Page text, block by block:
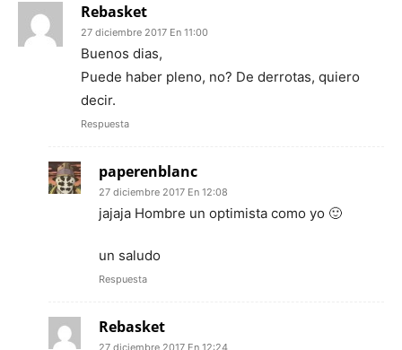
Rebasket
27 diciembre 2017 En 11:00
Buenos dias,
Puede haber pleno, no? De derrotas, quiero
decir.
Respuesta
paperenblanc
27 diciembre 2017 En 12:08
jajaja Hombre un optimista como yo 🙂
un saludo
Respuesta
Rebasket
27 diciembre 2017 En 12:24